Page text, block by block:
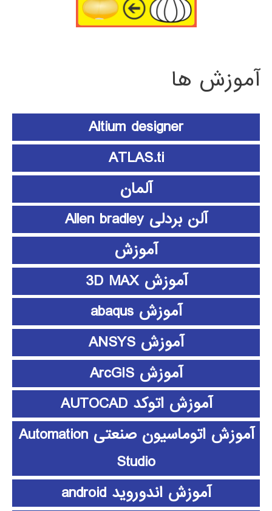
آموزش ها
Altium designer
ATLAS.ti
آلمان
آلن بردلی Allen bradley
آموزش
آموزش 3D MAX
آموزش abaqus
آموزش ANSYS
آموزش ArcGIS
آموزش اتوکد AUTOCAD
آموزش اتوماسیون صنعتی Automation
Studio
آموزش اندوروید android